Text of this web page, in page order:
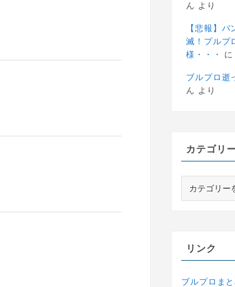
ん より
【悲報】
滅！プルプ
様・・・
ブルプロ逝
ん より
カテゴリ
リンク
ブルプロま